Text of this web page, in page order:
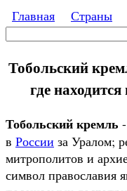
Перейти к
Главная Страны
Поиск
Тобольский
где
Тобольский кремль
в России за Уралом;
митрополитов и
символ православия